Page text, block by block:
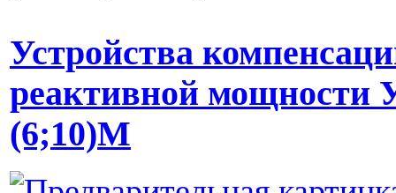
Устройства
реактивной мощности
(6;10)М